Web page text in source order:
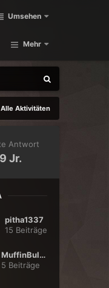
Umsehen
Mehr
Alle Aktivitäten
Antwort
9 Jr.
pitha1337
15 Beiträge
MuffinBulldog
5 Beiträge